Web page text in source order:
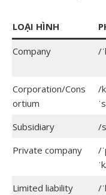
LOẠI HÌNH
Company /
Corporation/Cons
ortium
/
Subsidiary /
Private company
/
Limited liability
/